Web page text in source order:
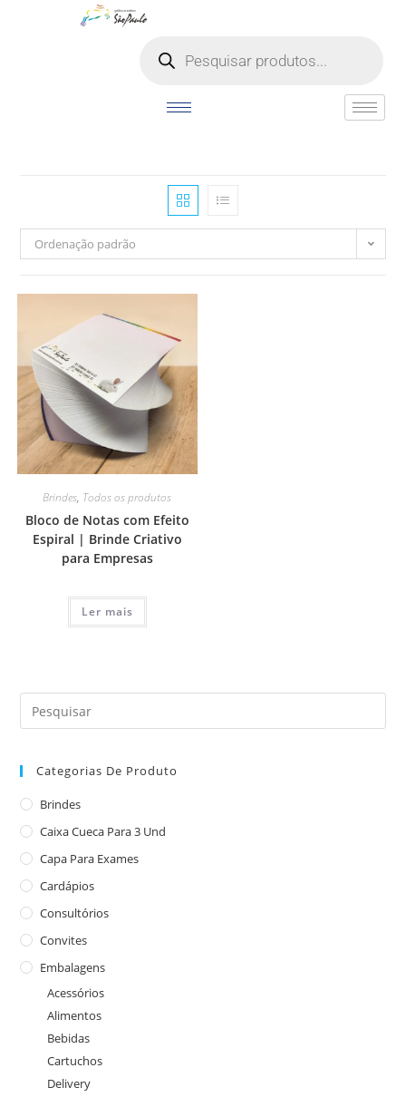
Ordenação padrão
Brindes, Todos os produtos
Bloco de Notas com Efeito
Espiral | Brinde Criativo
para Empresas
Ler mais
Categorias De Produto
Brindes
Caixa Cueca Para 3 Und
Capa Para Exames
Cardápios
Consultórios
Convites
Embalagens
Acessórios
Alimentos
Bebidas
Cartuchos
Delivery